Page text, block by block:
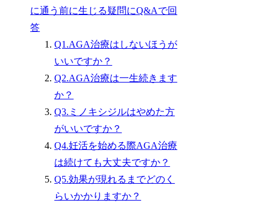
に通う前に生じる疑問にQ&Aで回
答
Q1.AGA治療はしないほうが
いいですか？
Q2.AGA治療は一生続きます
か？
Q3.ミノキシジルはやめた方
がいいですか？
Q4.妊活を始める際AGA治療
は続けても大丈夫ですか？
Q5.効果が現れるまでどのく
らいかかりますか？